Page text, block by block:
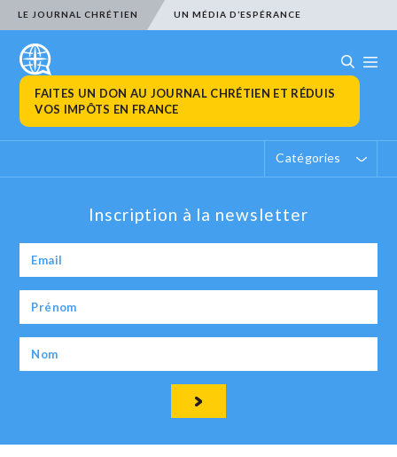
LE JOURNAL CHRÉTIEN UN MÉDIA D’ESPÉRANCE
FAITES UN DON AU JOURNAL CHRÉTIEN ET RÉDUIS
VOS IMPÔTS EN FRANCE
Catégories
Inscription à la newsletter